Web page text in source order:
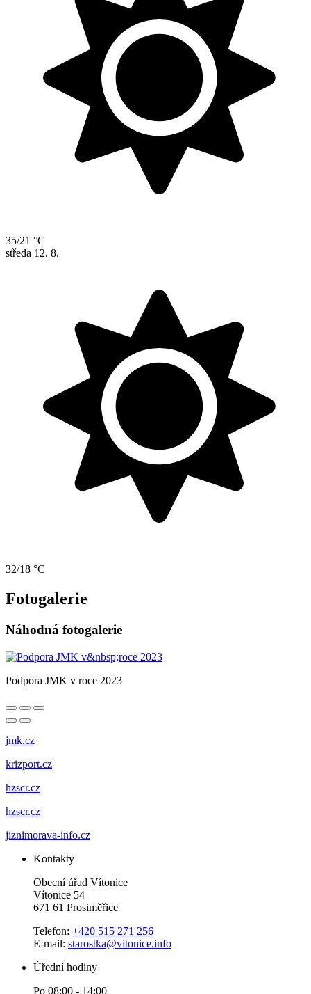
35/21 °C
středa 12. 8.
32/18 °C
Fotogalerie
Náhodná fotogalerie
Podpora JMK v roce 2023
jmk.cz
krizport.cz
hzscr.cz
hzscr.cz
jiznimorava-info.cz
Kontakty
Obecní úřad Vítonice
Vítonice 54
671 61 Prosiměřice
Telefon: +420 515 271 256
E-mail: starostka@vitonice.info
Úřední hodiny
Po 08:00 - 14:00